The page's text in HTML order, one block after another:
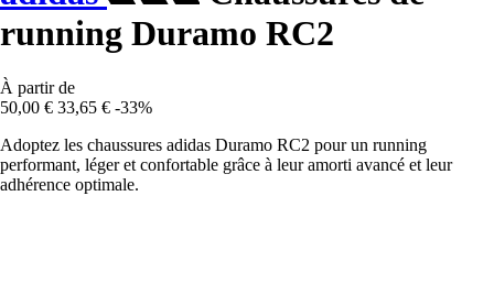
running Duramo RC2
À partir de
50,00 € 33,65 € -33%
Adoptez les chaussures adidas Duramo RC2 pour un running
performant, léger et confortable grâce à leur amorti avancé et leur
adhérence optimale.